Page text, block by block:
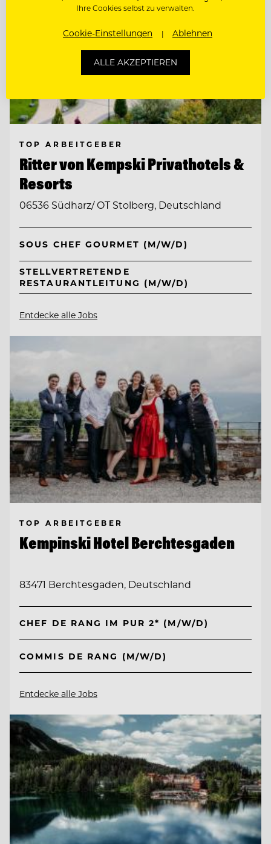
TOP ARBEITGEBER
Ritter von Kempski Privathotels &
Resorts
06536 Südharz/ OT Stolberg, Deutschland
SOUS CHEF GOURMET (M/W/D)
STELLVERTRETENDE
RESTAURANTLEITUNG (M/W/D)
Entdecke alle Jobs
TOP ARBEITGEBER
Kempinski Hotel Berchtesgaden
83471 Berchtesgaden, Deutschland
CHEF DE RANG IM PUR 2* (M/W/D)
COMMIS DE RANG (M/W/D)
Entdecke alle Jobs
Ihre Cookies selbst zu verwalten.
Cookie-Einstellungen Ablehnen
ALLE AKZEPTIEREN